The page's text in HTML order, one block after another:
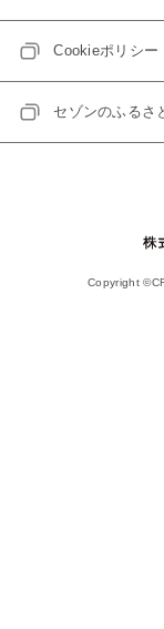
Cookieポリシー
セゾンのふるさ
Copyright